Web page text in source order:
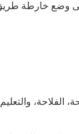
إلى وضع خارطة
الفلاحة، والتعليم